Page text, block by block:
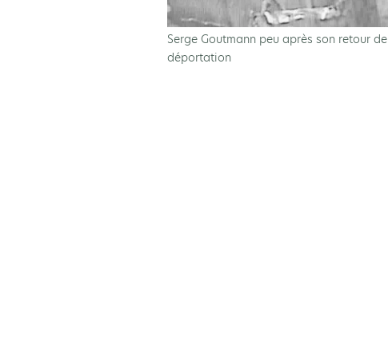
Serge Goutmann peu après son retour de
déportation